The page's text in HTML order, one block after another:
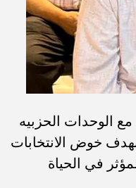
الوحدات الحزبيه
بهدف خوض الانتخابات
في الحياة